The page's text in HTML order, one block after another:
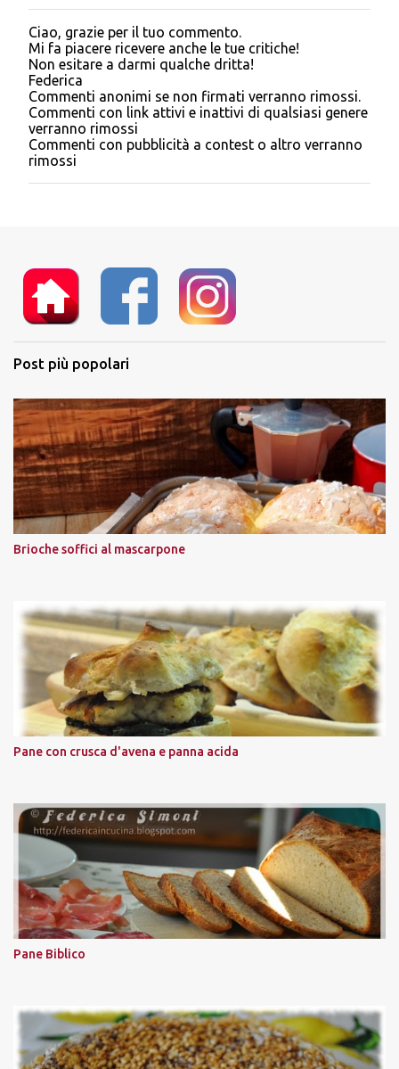
P
o
s
t
a
u
n
c
o
m
Ciao, grazie per il tuo commento.
Mi fa piacere ricevere anche le tue critiche!
Non esitare a darmi qualche dritta!
Federica
Commenti anonimi se non firmati verranno rimossi.
Commenti con link attivi e inattivi di qualsiasi genere
verranno rimossi
Commenti con pubblicità a contest o altro verranno
rimossi
Post più popolari
Brioche soffici al mascarpone
Pane con crusca d'avena e panna acida
Pane Biblico